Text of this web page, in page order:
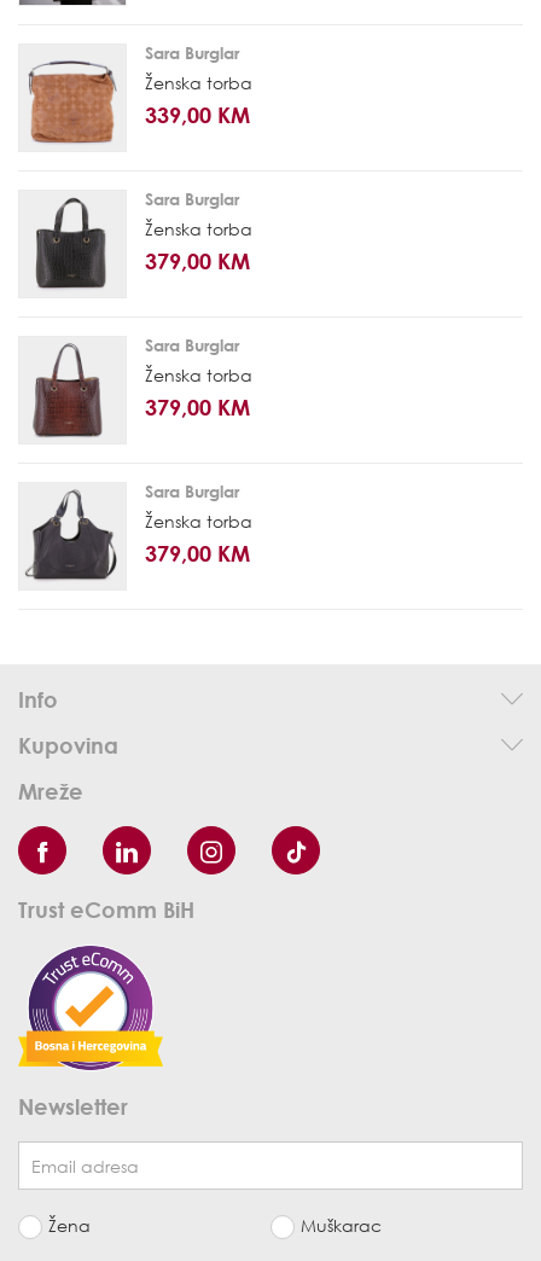
Sara Burglar
Ženska torba
339,00 KM
Sara Burglar
Ženska torba
379,00 KM
Sara Burglar
Ženska torba
379,00 KM
Sara Burglar
Ženska torba
379,00 KM
Info
Kupovina
Mreže
Trust eComm BiH
Newsletter
Žena Muškarac